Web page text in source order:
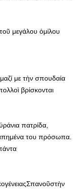
μεγάλου ὁμίλου
με τὴν σπουδαία
βρίσκονται
πατρίδα,
του πρόσωπα.